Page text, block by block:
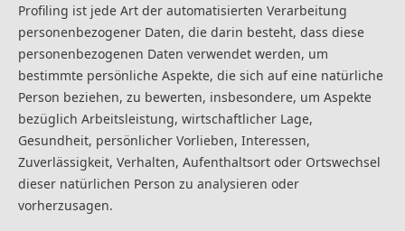
Profiling ist jede Art der automatisierten Verarbeitung
personenbezogener Daten, die darin besteht, dass diese
personenbezogenen Daten verwendet werden, um
bestimmte persönliche Aspekte, die sich auf eine natürliche
Person beziehen, zu bewerten, insbesondere, um Aspekte
bezüglich Arbeitsleistung, wirtschaftlicher Lage,
Gesundheit, persönlicher Vorlieben, Interessen,
Zuverlässigkeit, Verhalten, Aufenthaltsort oder Ortswechsel
dieser natürlichen Person zu analysieren oder
vorherzusagen.